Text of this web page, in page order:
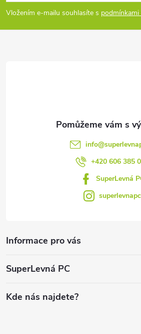
p
a
Vložením e-mailu souhlasíte s
info@
+420 606 385
SuperLevná
superlevnapc
Informace pro vás
SuperLevná PC
Kde nás najdete?